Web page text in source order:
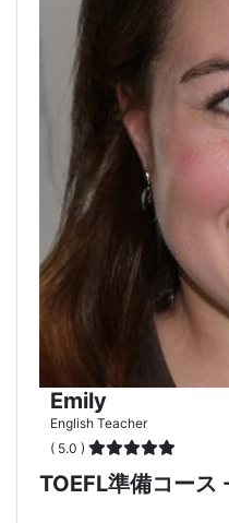
Emily
English Teacher
( 5.0 )
TOEFL準備コー